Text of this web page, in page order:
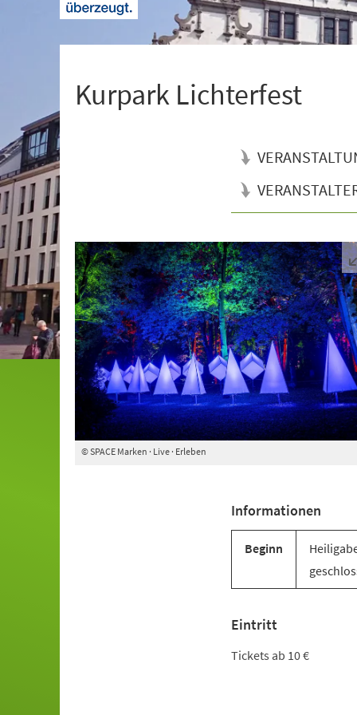
Kurpark Lichterfest
Veranstaltungsinformationen
© SPACE Marken · Live · Erleben
Informationen
Beginn
Eintritt
Tickets ab 10 €